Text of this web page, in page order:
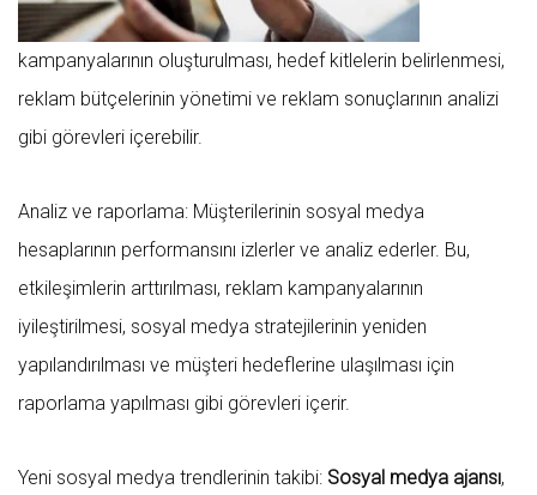
kampanyalarının oluşturulması, hedef kitlelerin belirlenmesi,
reklam bütçelerinin yönetimi ve reklam sonuçlarının analizi
gibi görevleri içerebilir.
Analiz ve raporlama: Müşterilerinin sosyal medya
hesaplarının performansını izlerler ve analiz ederler. Bu,
etkileşimlerin arttırılması, reklam kampanyalarının
iyileştirilmesi, sosyal medya stratejilerinin yeniden
yapılandırılması ve müşteri hedeflerine ulaşılması için
raporlama yapılması gibi görevleri içerir.
Yeni sosyal medya trendlerinin takibi: Sosyal medya ajansı,